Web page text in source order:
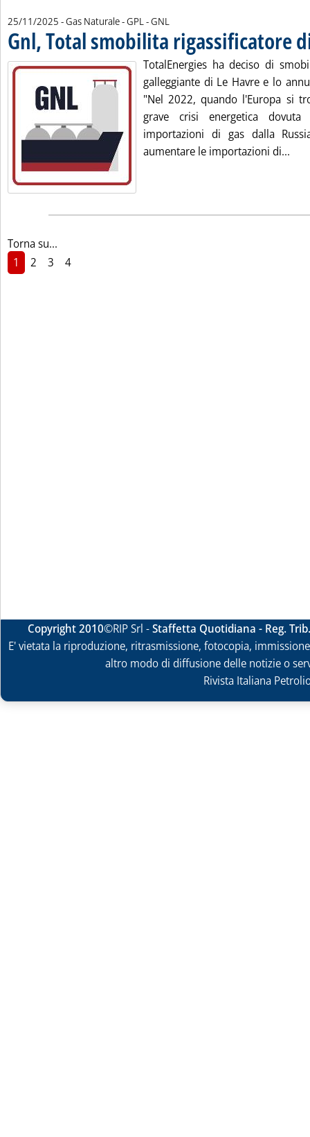
25/11/2025 - Gas Naturale - GPL - GNL
Gnl, Total smobilita rigassificatore
TotalEnergies ha deciso di
galleggiante di Le Havre e lo
"Nel 2022, quando l'Europa si
grave crisi energetica
importazioni di gas dalla
aumentare le importazioni di...
Torna su...
1
2 3 4
Copyright 2010©RIP Srl -Staffetta Quotidiana - Reg.
E' vietata la riproduzione, ritrasmissione, fotocopia,
altro modo di diffusione delle notizie o
Rivista Italiana